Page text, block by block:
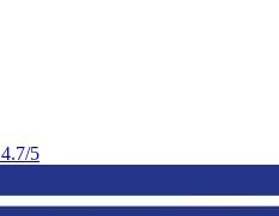
4.7/5